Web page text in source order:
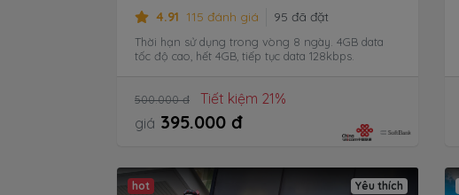
4.91 115 đánh giá 95 đã đặt
Thời hạn sử dụng trong vòng 8 ngày. 4GB data
tốc độ cao, hết 4GB, tiếp tục data 128kbps.
500.000 đ
Tiết kiệm 21%
giá 395.000 đ
hot Yêu thích